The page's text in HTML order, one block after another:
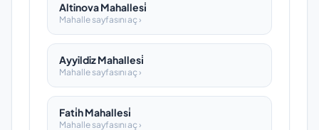
Altinova Mahallesi̇
Mahalle sayfasını aç ›
Ayyildiz Mahallesi̇
Mahalle sayfasını aç ›
Fati̇h Mahallesi̇
Mahalle sayfasını aç ›